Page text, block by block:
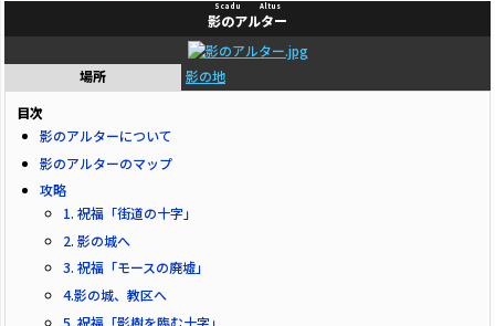
影のアルター
Scadu Altus
場所
影の地
目次
影のアルターについて
影のアルターのマップ
攻略
1. 祝福「街道の十字」
2. 影の城へ
3. 祝福「モースの廃墟」
4.影の城、教区へ
5. 祝福「影樹を臨む十字」